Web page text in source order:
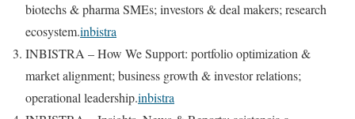
biotechs & pharma SMEs; investors & deal makers; research
ecosystem.inbistra
INBISTRA – How We Support: portfolio optimization &
market alignment; business growth & investor relations;
operational leadership.inbistra